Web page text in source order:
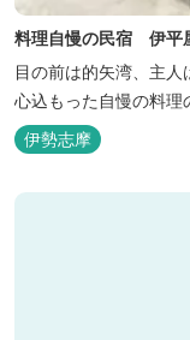
料理自慢の民宿 伊平
目の前は的矢湾、主
心込もった自慢の料理
伊勢志摩